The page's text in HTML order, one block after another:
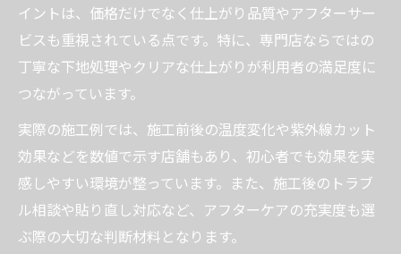
イントは、価格だけでなく仕上がり品質やアフターサー
ビスも重視されている点です。特に、専門店ならではの
丁寧な下地処理やクリアな仕上がりが利用者の満足度に
つながっています。
実際の施工例では、施工前後の温度変化や紫外線カット
効果などを数値で示す店舗もあり、初心者でも効果を実
感しやすい環境が整っています。また、施工後のトラブ
ル相談や貼り直し対応など、アフターケアの充実度も選
ぶ際の大切な判断材料となります。